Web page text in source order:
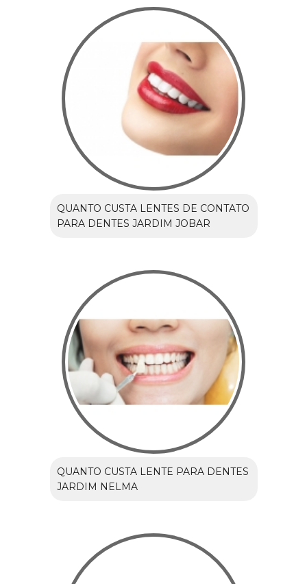
QUANTO CUSTA LENTES DE CONTATO
PARA DENTES JARDIM JOBAR
QUANTO CUSTA LENTE PARA DENTES
JARDIM NELMA